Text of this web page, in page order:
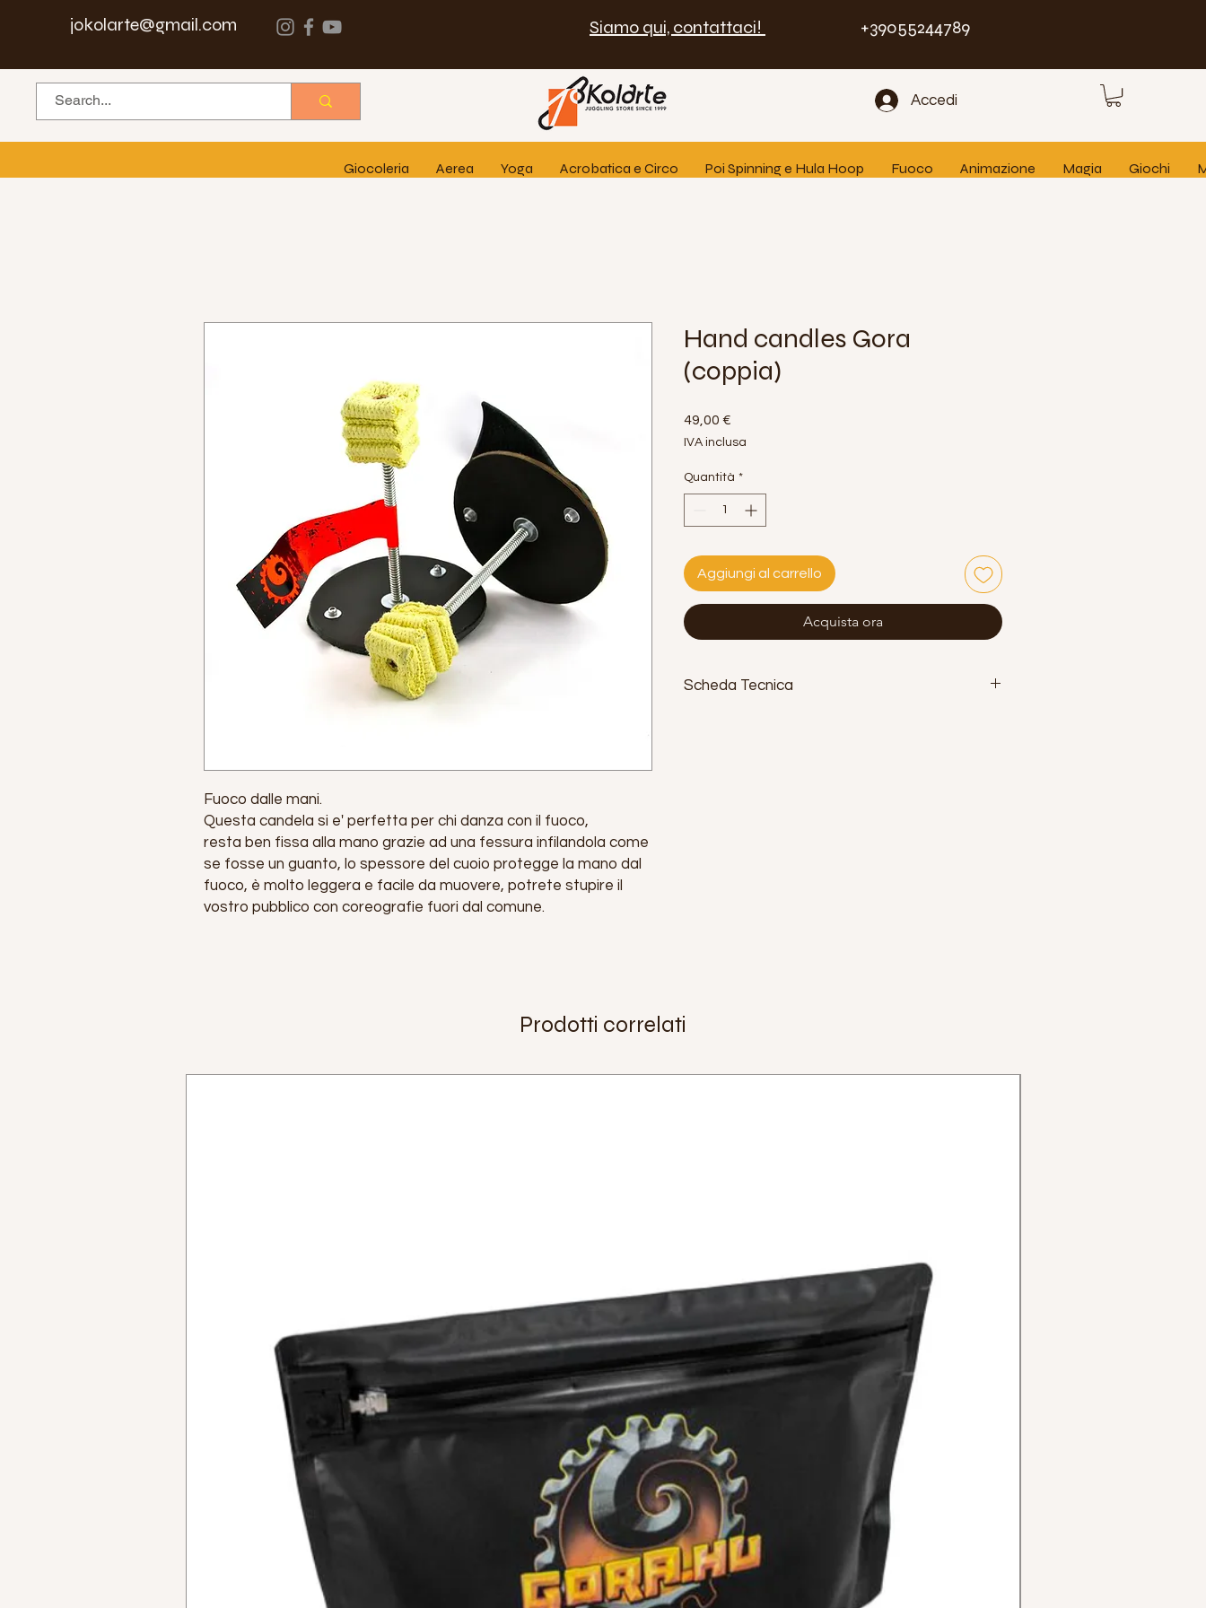
jokolarte@gmail.com Siamo qui, contattaci! +39055244789
Accedi
Giocoleria Aerea Yoga Acrobatica e Circo Poi Spinning e Hula Hoop Fuoco Animazione Magia Giochi
Fuoco dalle mani.
Questa candela si e' perfetta per chi danza con il fuoco,
resta ben fissa alla mano grazie ad una fessura infilandola come
se fosse un guanto, lo spessore del cuoio protegge la mano dal
fuoco, è molto leggera e facile da muovere, potrete stupire il
vostro pubblico con coreografie fuori dal comune.
Hand candles Gora
(coppia)
49,00 €
IVA inclusa
Quantità *
Aggiungi al carrello
Acquista ora
Scheda Tecnica
Prodotti correlati